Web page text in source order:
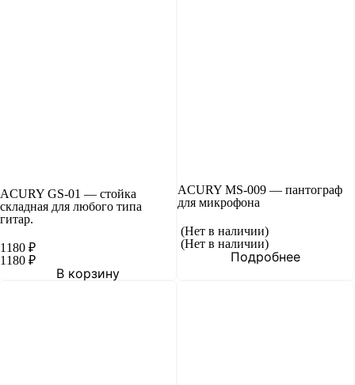
ACURY GS-01 — стойка
складная для любого типа
гитар.
1180 ₽
1180 ₽
В корзину
ACURY MS-009 — пантограф
для микрофона
(Нет в наличии)
(Нет в наличии)
Подробнее